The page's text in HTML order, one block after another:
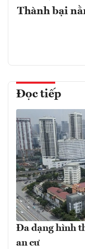
Thành bại
Đọc tiếp
Đa dạng hình
an cư